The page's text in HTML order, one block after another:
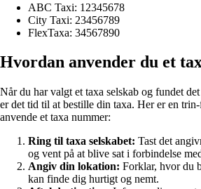
ABC Taxi: 12345678
City Taxi: 23456789
FlexTaxa: 34567890
Hvordan anvender du et
Når du har valgt et taxa selskab og fundet
er det tid til at bestille din taxa. Her er en
anvende et taxa nummer:
Ring til taxa selskabet: Tast det
og vent på at blive sat i forbindelse
Angiv din lokation: Forklar, hvor du
kan finde dig hurtigt og nemt.